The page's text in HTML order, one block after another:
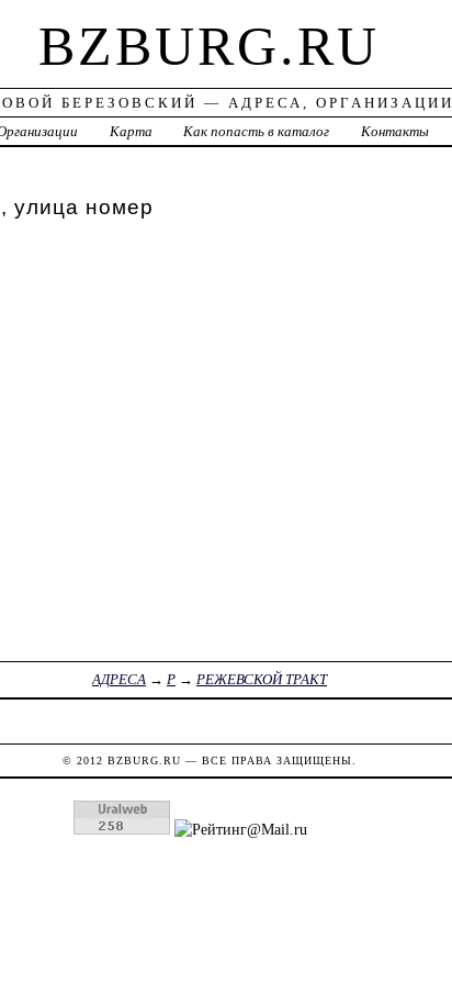
BZBURG.RU
БЕРЕЗОВСКИЙ — АДРЕСА, ОРГАНИЗАЦИИ
Карта Как попасть в каталог Контакты
улица номер
АДРЕСА→ Р→ РЕЖЕВСКОЙ ТРАКТ
© 2012 BZBURG.RU — ВСЕ ПРАВА ЗАЩИЩЕНЫ.